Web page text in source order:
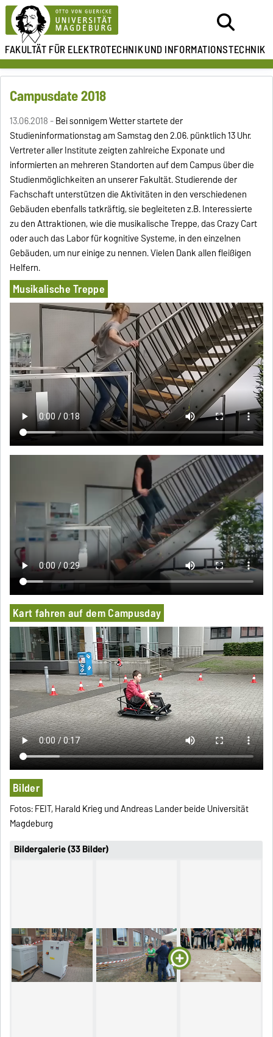
FAKULTÄT FÜR ELEKTROTECHNIKUND INFORMATIONSTECHNIK
Campusdate 2018
13.06.2018 -Bei sonnigem Wetter startete der
Studieninformationstag am Samstag den 2.06. pünktlich 13 Uhr.
Vertreter aller Institute zeigten zahlreiche Exponate und
informierten an mehreren Standorten auf dem Campus über die
Studienmöglichkeiten an unserer Fakultät. Studierende der
Fachschaft unterstützen die Aktivitäten in den verschiedenen
Gebäuden ebenfalls tatkräftig, sie begleiteten z.B. Interessierte
zu den Attraktionen, wie die musikalische Treppe, das Crazy Cart
oder auch das Labor für kognitive Systeme, in den einzelnen
Gebäuden, um nur einige zu nennen. Vielen Dank allen fleißigen
Helfern.
Musikalische Treppe
Kart fahren auf dem Campusday
Bilder
Fotos: FEIT, Harald Krieg und Andreas Lander beide Universität
Magdeburg
Bildergalerie (33 Bilder)